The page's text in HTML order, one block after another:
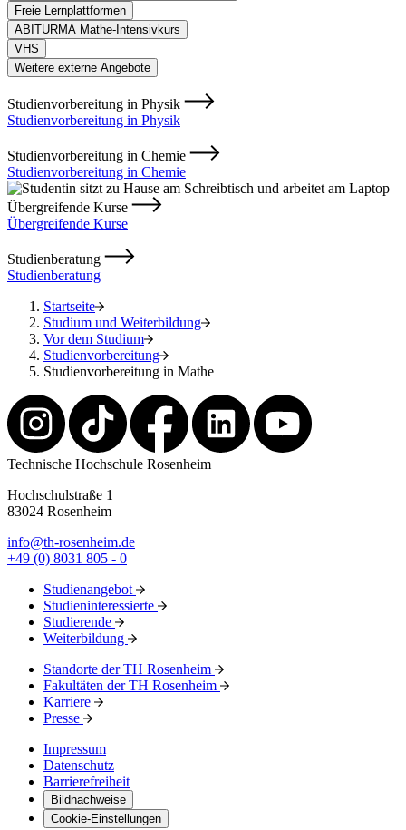
Freie Lernplattformen
ABITURMA Mathe-Intensivkurs
VHS
Weitere externe Angebote
Studienvorbereitung in Physik
Studienvorbereitung in Physik
Studienvorbereitung in Chemie
Studienvorbereitung in Chemie
Übergreifende Kurse
Übergreifende Kurse
Studienberatung
Studienberatung
Startseite
Studium und Weiterbildung
Vor dem Studium
Studienvorbereitung
Studienvorbereitung in Mathe
Technische Hochschule Rosenheim
Hochschulstraße 1
83024 Rosenheim
info@th-rosenheim.de
+49 (0) 8031 805 - 0
Studienangebot
Studieninteressierte
Studierende
Weiterbildung
Standorte der TH Rosenheim
Fakultäten der TH Rosenheim
Karriere
Presse
Impressum
Datenschutz
Barrierefreiheit
Bildnachweise
Cookie-Einstellungen